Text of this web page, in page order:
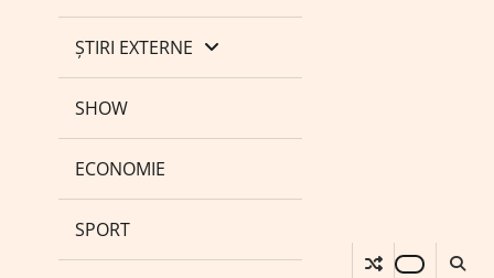
ȘTIRI EXTERNE
SHOW
ECONOMIE
SPORT